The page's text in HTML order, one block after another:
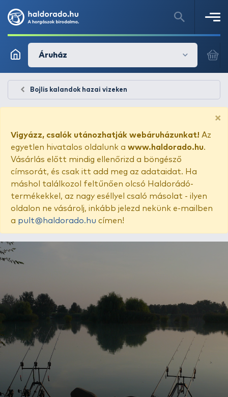
Áruház
Bojlis kalandok hazai vizeken
×
Vigyázz, csalók utánozhatják webáruházunkat! Az
egyetlen hivatalos oldalunk a www.haldorado.hu.
Vásárlás előtt mindig ellenőrizd a böngésző
címsorát, és csak itt add meg az adataidat. Ha
máshol találkozol feltűnően olcsó Haldorádó-
termékekkel, az nagy eséllyel csaló másolat - ilyen
oldalon ne vásárolj, inkább jelezd nekünk e-mailben
a pult@haldorado.hu címen!